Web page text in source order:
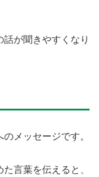
が聞きやすくなり
メッセージです。
言葉を伝えると、